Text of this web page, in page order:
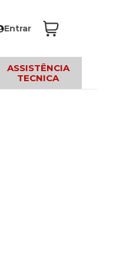
Entrar
ASSISTÊNCIA
TECNICA